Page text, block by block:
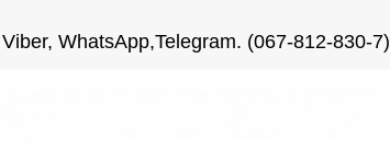
WhatsАpp,Telegram. (067-812-830-7)